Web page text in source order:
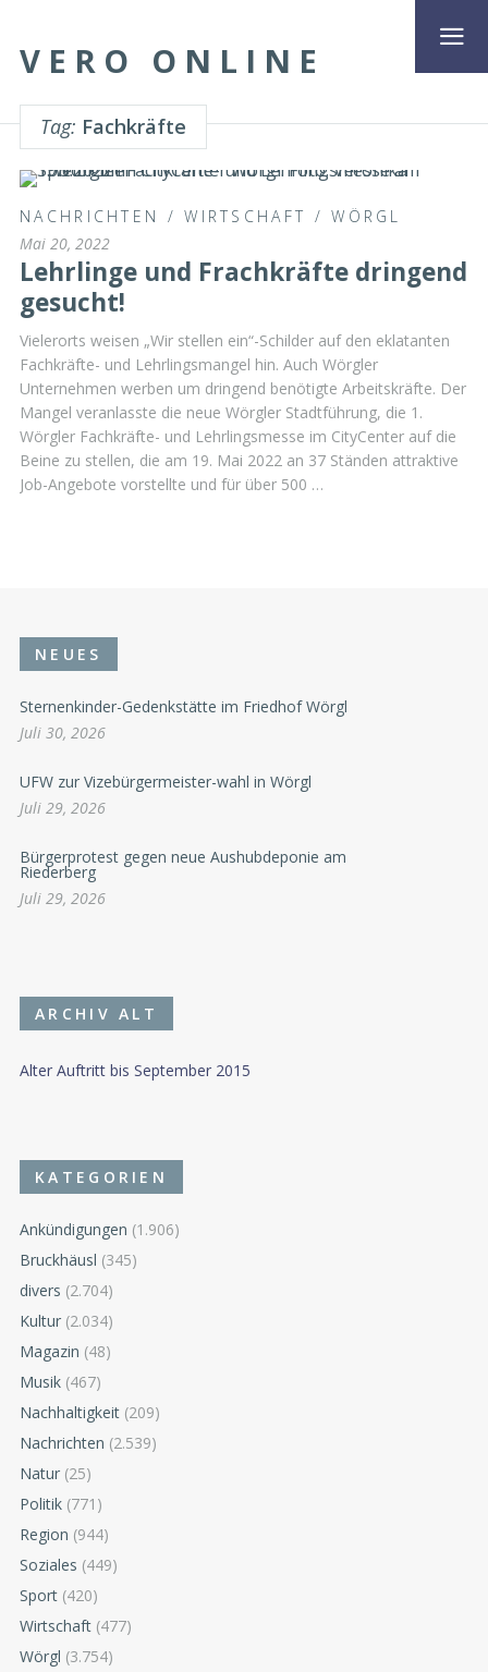
VERO ONLINE
Tag: Fachkräfte
NACHRICHTEN /WIRTSCHAFT /WÖRGL
Mai 20, 2022
Lehrlinge und Frachkräfte dringend
gesucht!
Vielerorts weisen „Wir stellen ein“-Schilder auf den eklatanten
Fachkräfte- und Lehrlingsmangel hin. Auch Wörgler
Unternehmen werben um dringend benötigte Arbeitskräfte. Der
Mangel veranlasste die neue Wörgler Stadtführung, die 1.
Wörgler Fachkräfte- und Lehrlingsmesse im CityCenter auf die
Beine zu stellen, die am 19. Mai 2022 an 37 Ständen attraktive
Job-Angebote vorstellte und für über 500 …
NEUES
Sternenkinder-Gedenkstätte im Friedhof Wörgl
Juli 30, 2026
UFW zur Vizebürgermeister-wahl in Wörgl
Juli 29, 2026
Bürgerprotest gegen neue Aushubdeponie am
Riederberg
Juli 29, 2026
ARCHIV ALT
Alter Auftritt bis September 2015
KATEGORIEN
Ankündigungen (1.906)
Bruckhäusl (345)
divers (2.704)
Kultur (2.034)
Magazin (48)
Musik (467)
Nachhaltigkeit (209)
Nachrichten (2.539)
Natur (25)
Politik (771)
Region (944)
Soziales (449)
Sport (420)
Wirtschaft (477)
Wörgl (3.754)